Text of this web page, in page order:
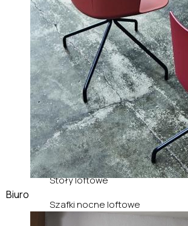
Łóżka loftowe
Narożniki loftowe
Półki loftowe
Pufy loftowe
Regały loftowe
Sofy loftowe
Stoliki loftowe
Stoły loftowe
Szafki nocne loftowe
Biuro